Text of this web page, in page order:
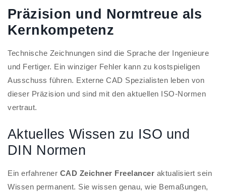
Präzision und Normtreue als
Kernkompetenz
Technische Zeichnungen sind die Sprache der Ingenieure
und Fertiger. Ein winziger Fehler kann zu kostspieligen
Ausschuss führen. Externe CAD Spezialisten leben von
dieser Präzision und sind mit den aktuellen ISO-Normen
vertraut.
Aktuelles Wissen zu ISO und
DIN Normen
Ein erfahrener CAD Zeichner Freelancer aktualisiert sein
Wissen permanent. Sie wissen genau, wie Bemaßungen,